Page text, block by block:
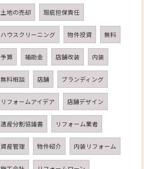
土地の売却 瑕疵担保責任
ハウスクリーニング 物件投資 無料
予算 補助金 店舗改装 内装
無料相談 店舗 ブランディング
リフォームアイデア 店舗デザイン
遺産分割協議書 リフォーム業者
資産管理 物件紹介 内装リフォーム